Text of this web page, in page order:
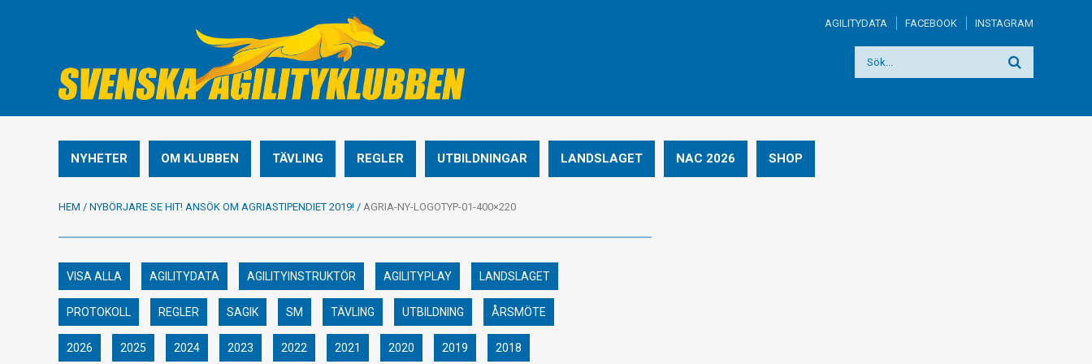
AGILITYDATA FACEBOOK INSTAGRAM
NYHETER OM KLUBBEN TÄVLING REGLER UTBILDNINGAR LANDSLAGET NAC 2026 SHOP
HEM / NYBÖRJARE SE HIT! ANSÖK OM AGRIASTIPENDIET 2019! / AGRIA-NY-LOGOTYP-01-400×220
VISA ALLA AGILITYDATA AGILITYINSTRUKTÖR AGILITYPLAY LANDSLAGET
PROTOKOLL REGLER SAGIK SM TÄVLING UTBILDNING ÅRSMÖTE
2026 2025 2024 2023 2022 2021 2020 2019 2018